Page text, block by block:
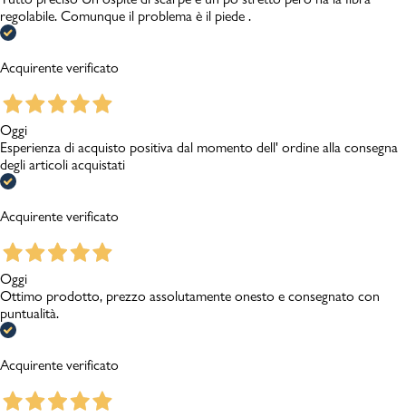
regolabile. Comunque il problema è il piede .
Acquirente verificato
Oggi
Esperienza di acquisto positiva dal momento dell' ordine alla consegna
degli articoli acquistati
Acquirente verificato
Oggi
Ottimo prodotto, prezzo assolutamente onesto e consegnato con
puntualità.
Acquirente verificato